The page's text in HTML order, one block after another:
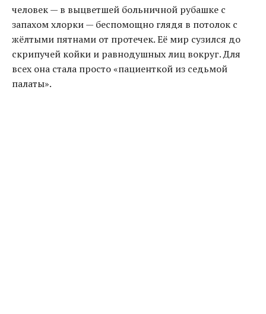
человек — в выцветшей больничной рубашке с
запахом хлорки — беспомощно глядя в потолок с
жёлтыми пятнами от протечек. Её мир сузился до
скрипучей койки и равнодушных лиц вокруг. Для
всех она стала просто «пациенткой из седьмой
палаты».